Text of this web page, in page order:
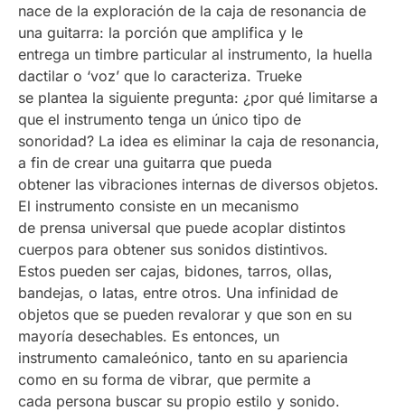
nace de la exploración de la caja de resonancia de
una guitarra: la porción que amplifica y le
entrega un timbre particular al instrumento, la huella
dactilar o ‘voz’ que lo caracteriza. Trueke
se plantea la siguiente pregunta: ¿por qué limitarse a
que el instrumento tenga un único tipo de
sonoridad? La idea es eliminar la caja de resonancia,
a fin de crear una guitarra que pueda
obtener las vibraciones internas de diversos objetos.
El instrumento consiste en un mecanismo
de prensa universal que puede acoplar distintos
cuerpos para obtener sus sonidos distintivos.
Estos pueden ser cajas, bidones, tarros, ollas,
bandejas, o latas, entre otros. Una infinidad de
objetos que se pueden revalorar y que son en su
mayoría desechables. Es entonces, un
instrumento camaleónico, tanto en su apariencia
como en su forma de vibrar, que permite a
cada persona buscar su propio estilo y sonido.